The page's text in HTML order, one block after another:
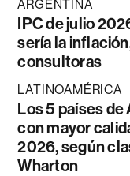
ARGENTINA
IPC de julio
sería la
consultoras
LATINOAMÉRICA
Los 5 países
con mayor
2026, según
Wharton